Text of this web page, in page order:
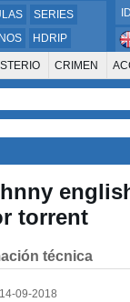
SERIES
HDRIP
DVDRIP
CRIMEN
TERROR
FOREIGN KIDS
torrent
técnica
14-09-2018